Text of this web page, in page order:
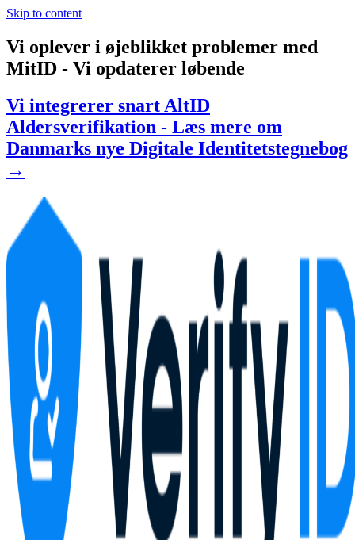
Skip to content
Vi oplever i øjeblikket problemer med
MitID - Vi opdaterer løbende
Vi integrerer snart AltID
Aldersverifikation - Læs mere om
Danmarks nye Digitale Identitetstegnebog
→